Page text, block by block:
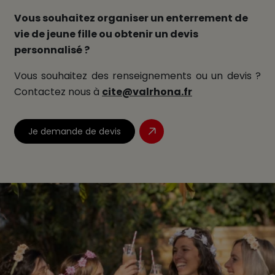
Vous souhaitez organiser un enterrement de
vie de jeune fille ou obtenir un devis
personnalisé ?
Vous souhaitez des renseignements ou un devis ?
Contactez nous à cite@valrhona.fr
Je demande de devis